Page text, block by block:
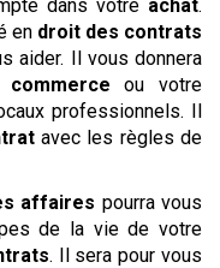
dans votre achat.
en droit des contrats
aider. Il vous donnera
commerce ou votre
professionnels. Il
avec les règles de
affaires pourra vous
de la vie de votre
. Il sera pour vous